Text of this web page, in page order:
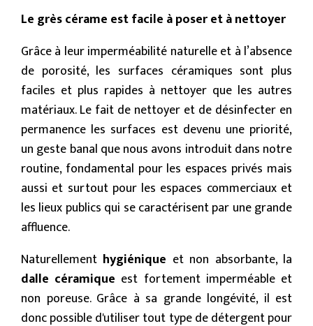
Le grès cérame est facile à poser et à nettoyer
Grâce à leur imperméabilité naturelle et à l’absence
de porosité, les surfaces céramiques sont plus
faciles et plus rapides à nettoyer que les autres
matériaux. Le fait de nettoyer et de désinfecter en
permanence les surfaces est devenu une priorité,
un geste banal que nous avons introduit dans notre
routine, fondamental pour les espaces privés mais
aussi et surtout pour les espaces commerciaux et
les lieux publics qui se caractérisent par une grande
affluence.
Naturellement hygiénique et non absorbante, la
dalle céramique est fortement imperméable et
non poreuse. Grâce à sa grande longévité, il est
donc possible d'utiliser tout type de détergent pour